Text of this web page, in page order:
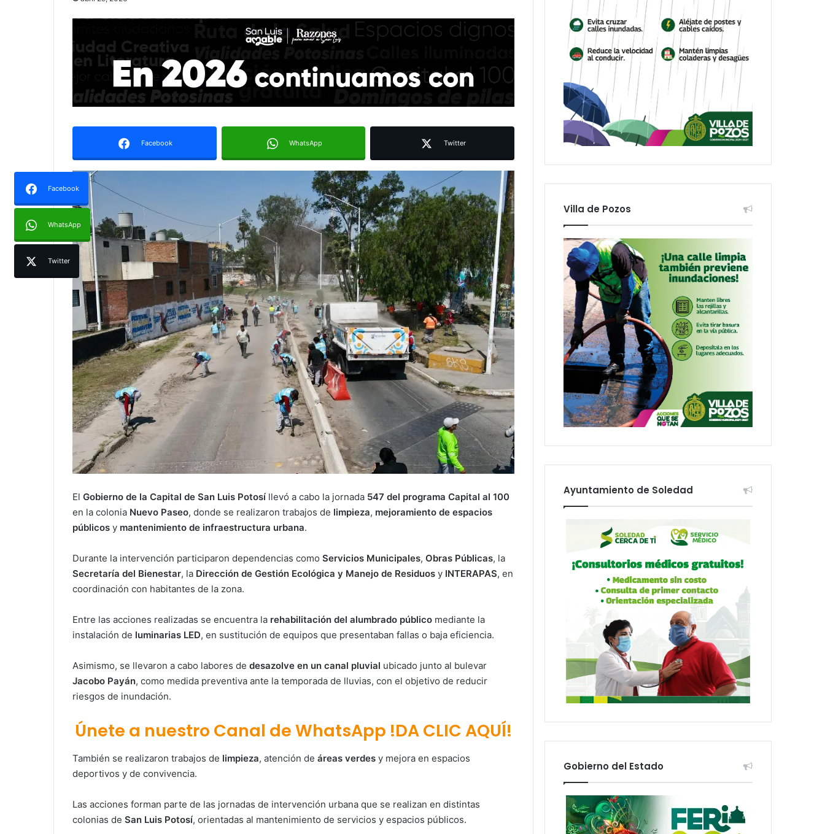
Facebook WhatsApp Twitter
Facebook
WhatsApp
Twitter
El Gobierno de la Capital de San Luis Potosí llevó a cabo la jornada 547 del programa Capital al 100
en la colonia Nuevo Paseo, donde se realizaron trabajos de limpieza, mejoramiento de espacios
públicos y mantenimiento de infraestructura urbana.
Durante la intervención participaron dependencias como Servicios Municipales, Obras Públicas, la
Secretaría del Bienestar, la Dirección de Gestión Ecológica y Manejo de Residuos y INTERAPAS, en
coordinación con habitantes de la zona.
Entre las acciones realizadas se encuentra la rehabilitación del alumbrado público mediante la
instalación de luminarias LED, en sustitución de equipos que presentaban fallas o baja eficiencia.
Asimismo, se llevaron a cabo labores de desazolve en un canal pluvial ubicado junto al bulevar
Jacobo Payán, como medida preventiva ante la temporada de lluvias, con el objetivo de reducir
riesgos de inundación.
Únete a nuestro Canal de WhatsApp !DA CLIC AQUÍ!
También se realizaron trabajos de limpieza, atención de áreas verdes y mejora en espacios
deportivos y de convivencia.
Las acciones forman parte de las jornadas de intervención urbana que se realizan en distintas
colonias de San Luis Potosí, orientadas al mantenimiento de servicios y espacios públicos.
Villa de Pozos proyecta seis
murales para promover la cultura
Villa de Pozos
Ayuntamiento de Soledad
Gobierno del Estado